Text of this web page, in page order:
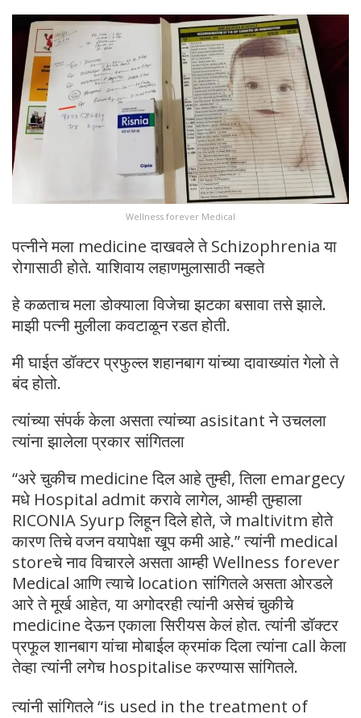
Wellness forever Medical
पत्नीने मला medicine दाखवले ते Schizophrenia या
रोगासाठी होते. याशिवाय लहाणमुलासाठी नव्हते
हे कळताच मला डोक्याला विजेचा झटका बसावा तसे झाले.
माझी पत्नी मुलीला कवटाळून रडत होती.
मी घाईत डॉक्टर प्रफुल्ल शहानबाग यांच्या दावाख्यांत गेलो ते
बंद होतो.
त्यांच्या संपर्क केला असता त्यांच्या asisitant ने उचलला
त्यांना झालेला प्रकार सांगितला
“अरे चुकीच medicine दिल आहे तुम्ही, तिला emargecy
मधे Hospital admit करावे लागेल, आम्ही तुम्हाला
RICONIA Syurp लिहून दिले होते, जे maltivitm होते
कारण तिचे वजन वयापेक्षा खूप कमी आहे.” त्यांनी medical
storeचे नाव विचारले असता आम्ही Wellness forever
Medical आणि त्याचे location सांगितले असता ओरडले
आरे ते मूर्ख आहेत, या अगोदरही त्यांनी असेचं चुकीचे
medicine देऊन एकाला सिरीयस केलं होत. त्यांनी डॉक्टर
प्रफूल शानबाग यांचा मोबाईल क्रमांक दिला त्यांना call केला
तेव्हा त्यांनी लगेच hospitalise करण्यास सांगितले.
त्यांनी सांगितले “is used in the treatment of